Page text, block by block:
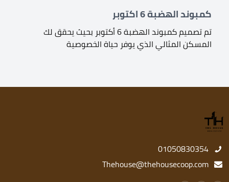
كمبوند الهضبة 6 اكتوبر
تم تصميم كمبوند الهضبة 6 أكتوبر بحيث يحقق لك
المسكن المثالي الذي يوفر حياة الخصوصية
01050830354
Thehouse@thehousecoop.com